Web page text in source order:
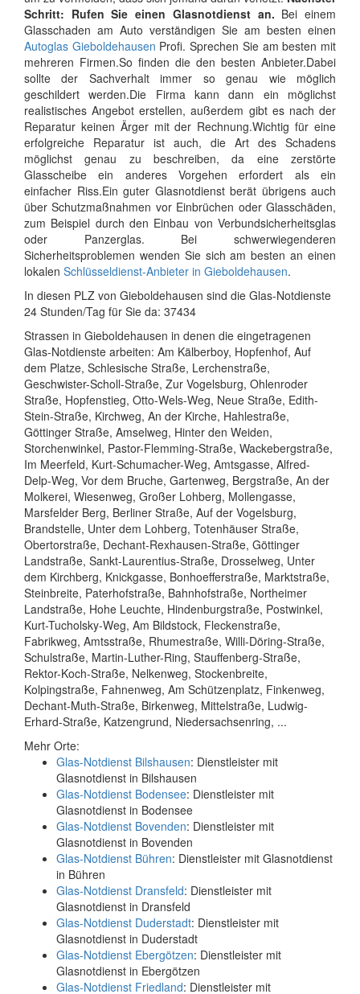
Schritt: Rufen Sie einen Glasnotdienst an. Bei einem
Glasschaden am Auto verständigen Sie am besten einen
Autoglas Gieboldehausen Profi. Sprechen Sie am besten mit
mehreren Firmen.So finden die den besten Anbieter.Dabei
sollte der Sachverhalt immer so genau wie möglich
geschildert werden.Die Firma kann dann ein möglichst
realistisches Angebot erstellen, außerdem gibt es nach der
Reparatur keinen Ärger mit der Rechnung.Wichtig für eine
erfolgreiche Reparatur ist auch, die Art des Schadens
möglichst genau zu beschreiben, da eine zerstörte
Glasscheibe ein anderes Vorgehen erfordert als ein
einfacher Riss.Ein guter Glasnotdienst berät übrigens auch
über Schutzmaßnahmen vor Einbrüchen oder Glasschäden,
zum Beispiel durch den Einbau von Verbundsicherheitsglas
oder Panzerglas. Bei schwerwiegenderen
Sicherheitsproblemen wenden Sie sich am besten an einen
lokalen Schlüsseldienst-Anbieter in Gieboldehausen.
In diesen PLZ von Gieboldehausen sind die Glas-Notdienste
24 Stunden/Tag für Sie da: 37434
Strassen in Gieboldehausen in denen die eingetragenen
Glas-Notdienste arbeiten: Am Kälberboy, Hopfenhof, Auf
dem Platze, Schlesische Straße, Lerchenstraße,
Geschwister-Scholl-Straße, Zur Vogelsburg, Ohlenroder
Straße, Hopfenstieg, Otto-Wels-Weg, Neue Straße, Edith-
Stein-Straße, Kirchweg, An der Kirche, Hahlestraße,
Göttinger Straße, Amselweg, Hinter den Weiden,
Storchenwinkel, Pastor-Flemming-Straße, Wackebergstraße,
Im Meerfeld, Kurt-Schumacher-Weg, Amtsgasse, Alfred-
Delp-Weg, Vor dem Bruche, Gartenweg, Bergstraße, An der
Molkerei, Wiesenweg, Großer Lohberg, Mollengasse,
Marsfelder Berg, Berliner Straße, Auf der Vogelsburg,
Brandstelle, Unter dem Lohberg, Totenhäuser Straße,
Obertorstraße, Dechant-Rexhausen-Straße, Göttinger
Landstraße, Sankt-Laurentius-Straße, Drosselweg, Unter
dem Kirchberg, Knickgasse, Bonhoefferstraße, Marktstraße,
Steinbreite, Paterhofstraße, Bahnhofstraße, Northeimer
Landstraße, Hohe Leuchte, Hindenburgstraße, Postwinkel,
Kurt-Tucholsky-Weg, Am Bildstock, Fleckenstraße,
Fabrikweg, Amtsstraße, Rhumestraße, Willi-Döring-Straße,
Schulstraße, Martin-Luther-Ring, Stauffenberg-Straße,
Rektor-Koch-Straße, Nelkenweg, Stockenbreite,
Kolpingstraße, Fahnenweg, Am Schützenplatz, Finkenweg,
Dechant-Muth-Straße, Birkenweg, Mittelstraße, Ludwig-
Erhard-Straße, Katzengrund, Niedersachsenring, ...
Mehr Orte:
Glas-Notdienst Bilshausen: Dienstleister mit
Glasnotdienst in Bilshausen
Glas-Notdienst Bodensee: Dienstleister mit
Glasnotdienst in Bodensee
Glas-Notdienst Bovenden: Dienstleister mit
Glasnotdienst in Bovenden
Glas-Notdienst Bühren: Dienstleister mit Glasnotdienst
in Bühren
Glas-Notdienst Dransfeld: Dienstleister mit
Glasnotdienst in Dransfeld
Glas-Notdienst Duderstadt: Dienstleister mit
Glasnotdienst in Duderstadt
Glas-Notdienst Ebergötzen: Dienstleister mit
Glasnotdienst in Ebergötzen
Glas-Notdienst Friedland: Dienstleister mit